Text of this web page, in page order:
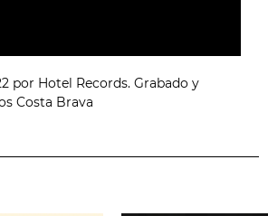
por Hotel Records. Grabado y
Costa Brava